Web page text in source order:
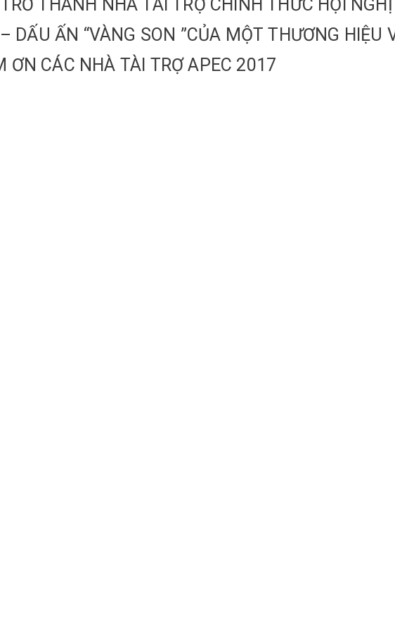
THÀNH NHÀ TÀI TRỢ CHÍNH THỨC HỘI
DẤU ẤN “VÀNG SON ”CỦA MỘT THƯƠNG HIỆU
ƠN CÁC NHÀ TÀI TRỢ APEC 2017